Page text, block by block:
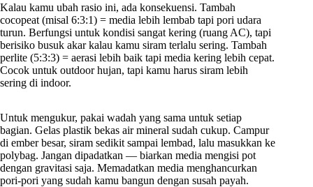
Kalau kamu ubah rasio ini, ada konsekuensi. Tambah
cocopeat (misal 6:3:1) = media lebih lembab tapi pori udara
turun. Berfungsi untuk kondisi sangat kering (ruang AC), tapi
berisiko busuk akar kalau kamu siram terlalu sering. Tambah
perlite (5:3:3) = aerasi lebih baik tapi media kering lebih cepat.
Cocok untuk outdoor hujan, tapi kamu harus siram lebih
sering di indoor.
Untuk mengukur, pakai wadah yang sama untuk setiap
bagian. Gelas plastik bekas air mineral sudah cukup. Campur
di ember besar, siram sedikit sampai lembad, lalu masukkan ke
polybag. Jangan dipadatkan — biarkan media mengisi pot
dengan gravitasi saja. Memadatkan media menghancurkan
pori-pori yang sudah kamu bangun dengan susah payah.